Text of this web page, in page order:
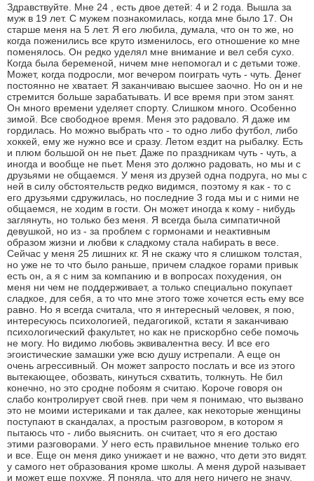
Здравствуйте. Мне 24 , есть двое детей: 4 и 2 года. Вышла за
муж в 19 лет. С мужем познакомилась, когда мне было 17. Он
старше меня на 5 лет. Я его любила, думала, что он то же, но
когда поженились все круто изменилось, его отношение ко мне
поменялось. Он редко уделял мне внимание и вел себя сухо.
Когда была беременой, ничем мне непомогал и с детьми тоже.
Может, когда подросли, мог вечером поиграть чуть - чуть. Денег
постоянно не хватает. Я заканчиваю высшее заочно. Но он и не
стремится больше зарабатывать. И все время при этом занят.
Он много времени уделяет спорту. Слишком много. Особенно
зимой. Все свободное время. Меня это радовало. Я даже им
гордилась. Но можно выбрать что - то одно либо футбол, либо
хоккей, ему же нужно все и сразу. Летом ездит на рыбалку. Есть
и плюм большой он не пьет. Даже по праздникам чуть - чуть, а
иногда и вообще не пьет. Меня это должно радовать, но мы и с
друзьями не общаемся. У меня из друзей одна подруга, но мы с
ней в силу обстоятельств редко видимся, поэтому я как - то с
его друзьями сдружилась, но последние 3 года мы и с ними не
общаемся, не ходим в гости. Он может иногда к кому - нибудь
заглянуть, но только без меня. Я всегда была симпатичной
девушкой, но из - за проблем с гормонами и неактивным
образом жизни и любви к сладкому стала набирать в весе.
Сейчас у меня 25 лишних кг. Я не скажу что я слишком толстая,
но уже не то что было раньше, причем сладкое горами привык
есть он, а я с ним за компанию и в вопросах похудения, он
меня ни чем не поддерживает, а только специально покупает
сладкое, для себя, а то что мне этого тоже хочется есть ему все
равно. Но я всегда считала, что я интересный человек, я пою,
интересуюсь психологией, педагогикой, кстати я заканчиваю
психологический факультет, но как не прискорбно себе помочь
не могу. Но видимо любовь эквивалентна весу. И все его
эгоистические замашки уже всю душу истрепали. А еще он
очень агрессивный. Он может запросто послать и все из этого
вытекающее, обозвать, кинуться схватить, толкнуть. Не бил
конечно, но это сродне побоям я считаю. Короче говоря он
слабо контролирует свой гнев. при чем я понимаю, что вызвано
это не моими истериками и так далее, как некоторые женщины
поступают в скандалах, а простым разговором, в котором я
пытаюсь что - либо выяснить. он считает, что я его достаю
этими разговорами. У него есть правильное мнение только его
и все. Еще он меня дико унижает и не важно, что дети это видят.
у самого нет образования кроме школы. А меня дурой называет
и может еще похуже. Я поняла, что для него ничего не значу.